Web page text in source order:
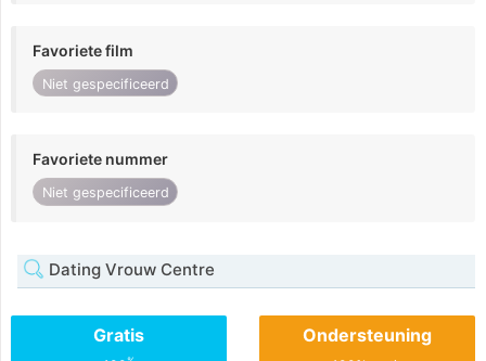
Favoriete film
Niet gespecificeerd
Favoriete nummer
Niet gespecificeerd
Dating Vrouw Centre
Gratis Ondersteuning